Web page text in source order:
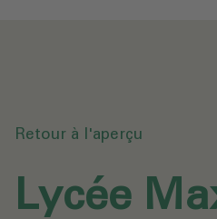
Retour à l'aperçu
Lycée